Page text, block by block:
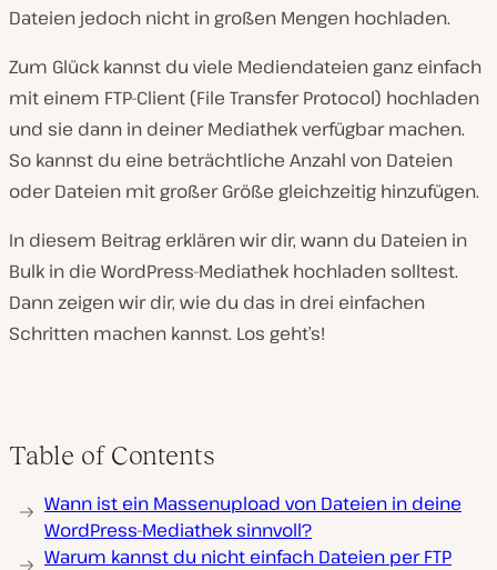
Dateien jedoch nicht in großen Mengen hochladen.
Zum Glück kannst du viele Mediendateien ganz einfach
mit einem FTP-Client (File Transfer Protocol) hochladen
und sie dann in deiner Mediathek verfügbar machen.
So kannst du eine beträchtliche Anzahl von Dateien
oder Dateien mit großer Größe gleichzeitig hinzufügen.
In diesem Beitrag erklären wir dir, wann du Dateien in
Bulk in die WordPress-Mediathek hochladen solltest.
Dann zeigen wir dir, wie du das in drei einfachen
Schritten machen kannst. Los geht’s!
Table of Contents
Wann ist ein Massenupload von Dateien in deine
WordPress-Mediathek sinnvoll?
Warum kannst du nicht einfach Dateien per FTP